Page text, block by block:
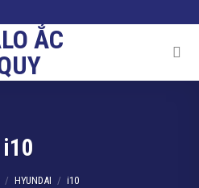
i10
/ HYUNDAI / i10